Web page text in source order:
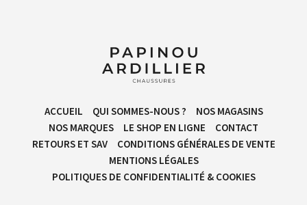
ACCUEIL QUI SOMMES-NOUS ?
NOS MAGASINS
NOS MARQUES
LE SHOP EN LIGNE
CONTACT
RETOURS ET SAV
CONDITIONS GÉNÉRALES DE VENTE​
MENTIONS LÉGALES
POLITIQUES DE CONFIDENTIALITÉ & COOKIES